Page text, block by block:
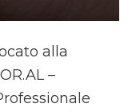
alla
–